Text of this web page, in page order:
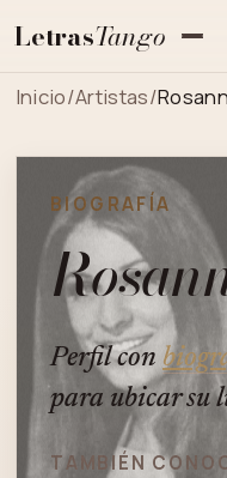
LetrasTango
Inicio/Artistas/
BIOGRAFÍA
Perfil con
para ubicar su
TAMBIÉN